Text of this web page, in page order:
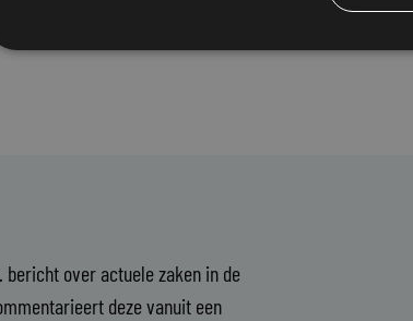
over actuele zaken in de
deze vanuit een